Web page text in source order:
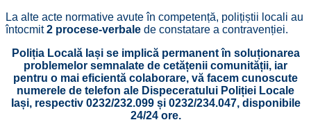
La alte acte normative avute în competență, polițiștii locali au
întocmit2 procese-verbale de constatare a contravenției.
Poliția Locală Iași se implică permanent în soluționarea
problemelor semnalate de cetățenii comunității, iar
pentru o mai eficientă colaborare, vă facem cunoscute
numerele de telefon ale Dispeceratului Poliției Locale
Iași, respectiv 0232/232.099 și 0232/234.047, disponibile
24/24 ore.